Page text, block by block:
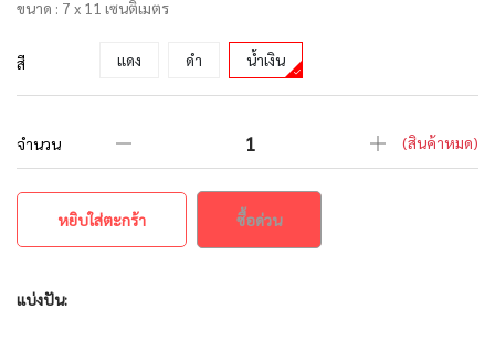
ขนาด : 7 x 11 เซนติเมตร
สี แดง ดำ น้ำเงิน
จำนวน (สินค้าหมด)
หยิบใส่ตะกร้า ซื้อด่วน
แบ่งปัน: